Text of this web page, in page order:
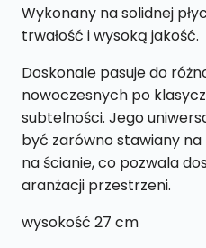
Wykonany na solidnej
trwałość i wysoką jakość.
Doskonale pasuje do
nowoczesnych po
subtelności. Jego
być zarówno stawiany na
na ścianie, co pozwala
aranżacji przestrzeni.
wysokość 27 cm